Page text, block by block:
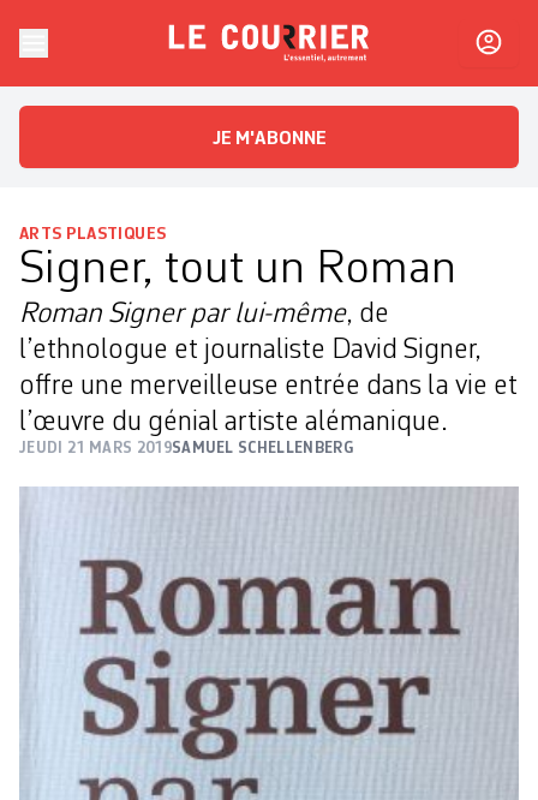
Le CourrierL'essentiel, autrement
JE M'ABONNE
ARTS PLASTIQUES
Signer, tout un Roman
Roman Signer par lui-même, de
l’ethnologue et journaliste David Signer,
offre une merveilleuse entrée dans la vie et
l’œuvre du génial artiste alémanique.
JEUDI 21 MARS 2019SAMUEL SCHELLENBERG